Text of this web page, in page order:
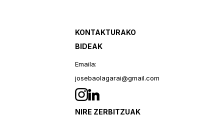
KONTAKTURAKO
BIDEAK
Emaila:
josebaolagarai@gmail.com
NIRE ZERBITZUAK